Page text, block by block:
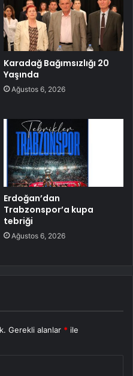
Karadağ Bağımsızlığı 20
Yaşında
Ağustos 6, 2026
Erdoğan’dan
Trabzonspor’a kupa
tebriği
Ağustos 6, 2026
Gerekli alanlar * ile